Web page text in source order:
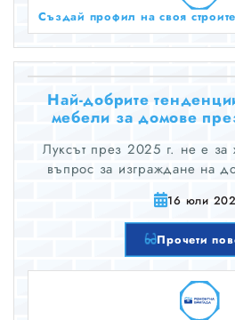
Най-добрите
мебели за домове
Луксът през 2025 г. не е за
въпрос за изграждане на
вашата история. Става дума
чувствате толкова добре,
всяка маса, рамка на легло
мебел, а са
16 юли
Прочети